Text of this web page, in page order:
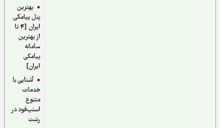
بهترین
پنل پیامکی
ایران [4 تا
از بهترین
سامانه
پیامکی
آشنایی با
خدمات
اسنپ‌فود در